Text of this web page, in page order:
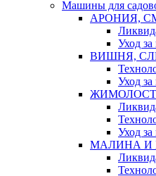
Машины для
АРОНИЯ,
Уход
ВИШНЯ,
Уход
Уход
МАЛИНА И